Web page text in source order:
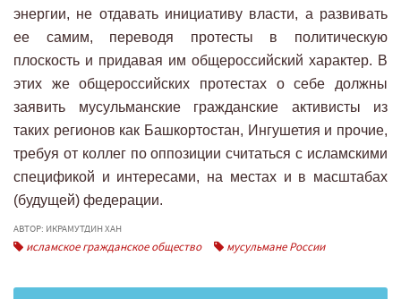
энергии, не отдавать инициативу власти, а развивать
ее самим, переводя протесты в политическую
плоскость и придавая им общероссийский характер. В
этих же общероссийских протестах о себе должны
заявить мусульманские гражданские активисты из
таких регионов как Башкортостан, Ингушетия и прочие,
требуя от коллег по оппозиции считаться с исламскими
спецификой и интересами, на местах и в масштабах
(будущей) федерации.
АВТОР: ИКРАМУТДИН ХАН
исламское гражданское общество мусульмане России